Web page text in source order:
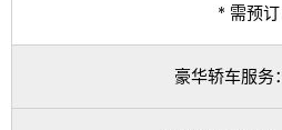
* 需预订
豪华轿车服务